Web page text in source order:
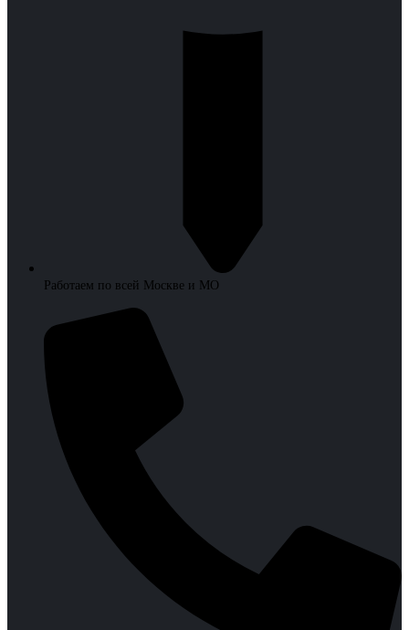
Работаем по всей Москве и МО